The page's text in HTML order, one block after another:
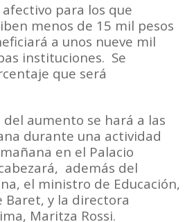
para los que
menos de 15 mil pesos
a unos nueve mil
instituciones. Se
que será
del aumento se hará a las
durante una actividad
en el Palacio
además del
el ministro de Educación,
Baret, y la directora
Maritza Rossi.